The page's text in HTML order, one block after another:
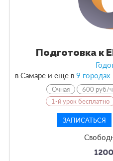
Подготовка к
в Самаре и еще в 9 городах
Очная 600 руб/
1-й урок бесплатно
ЗАПИСАТЬСЯ